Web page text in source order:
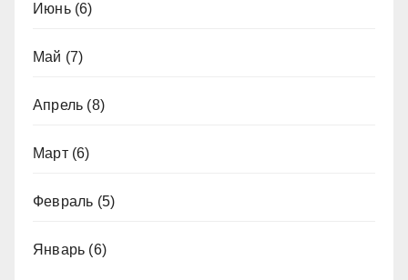
Июнь(6)
Май (7)
Апрель (8)
Март(6)
Февраль (5)
Январь (6)